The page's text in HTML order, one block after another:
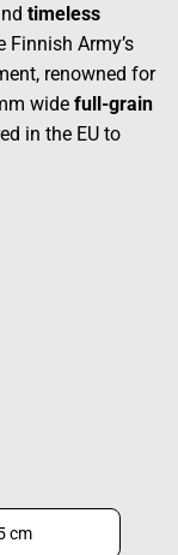
timeless
Finnish Army’s
renowned for
wide full-grain
in the EU to
cm